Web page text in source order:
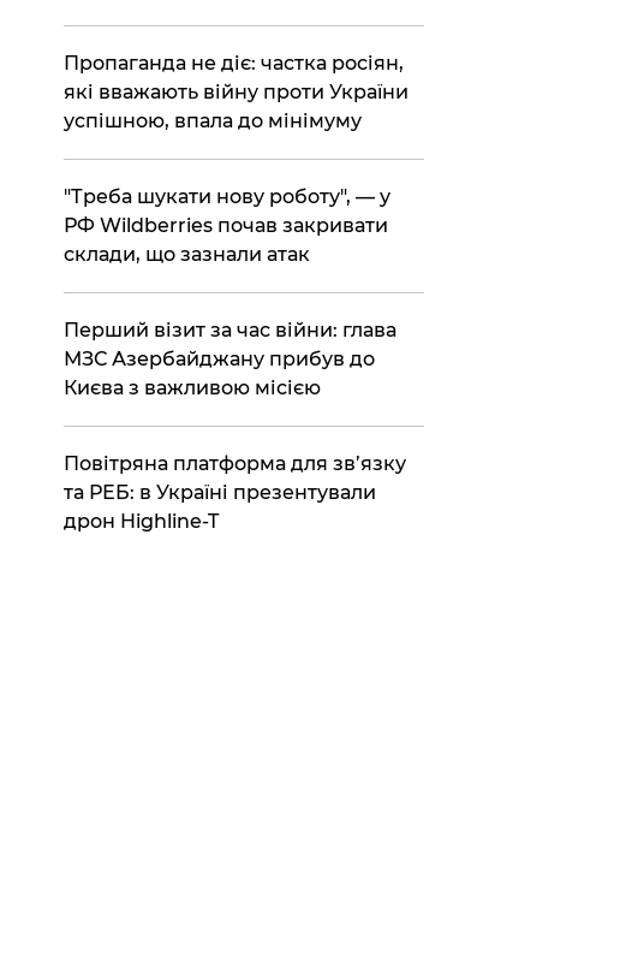
​Пропаганда не діє: частка росіян,
які вважають війну проти України
успішною, впала до мінімуму
​"Треба шукати нову роботу", — у
РФ Wildberries почав закривати
склади, що зазнали атак
​Перший візит за час війни: глава
МЗС Азербайджану прибув до
Києва з важливою місією
​Повітряна платформа для зв’язку
та РЕБ: в Україні презентували
дрон Highline-T